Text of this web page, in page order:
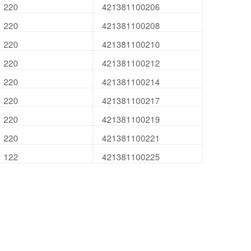
220
421381100206
220
421381100208
220
421381100210
220
421381100212
220
421381100214
220
421381100217
220
421381100219
220
421381100221
122 421381100225